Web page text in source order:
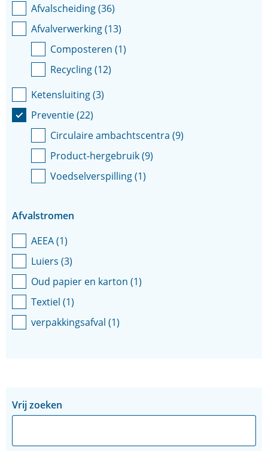
Afvalscheiding(36)
Afvalverwerking(13)
Composteren (1)
Recycling(12)
Ketensluiting(3)
Preventie(22)
Circulaire ambachtscentra (9)
Product-hergebruik(9)
Voedselverspilling(1)
Afvalstromen
AEEA(1)
Luiers (3)
Oud papier en karton (1)
Textiel (1)
verpakkingsafval (1)
Zoeken
in
Zoeken
binnen
Vrij zoeken